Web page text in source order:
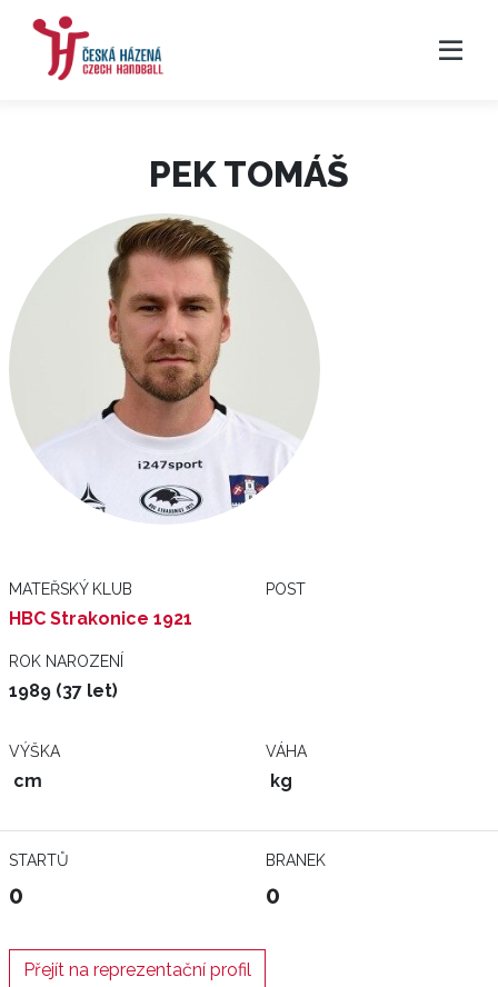
PEK TOMÁŠ
MATEŘSKÝ KLUB
HBC Strakonice 1921
POST
ROK NAROZENÍ
1989 (37 let)
VÝŠKA
cm
VÁHA
kg
STARTŮ
0
BRANEK
0
Přejít na reprezentační profil